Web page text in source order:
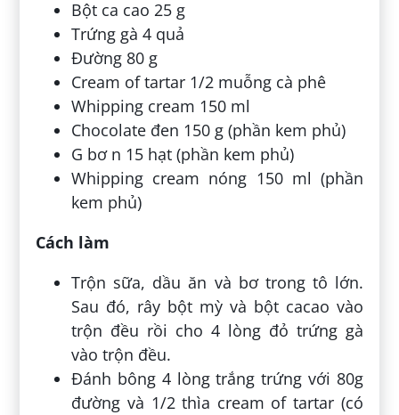
Bột ca cao 25 g
Trứng gà 4 quả
Đường 80 g
Cream of tartar 1/2 muỗng cà phê
Whipping cream 150 ml
Chocolate đen 150 g (phần kem phủ)
G bơ n 15 hạt (phần kem phủ)
Whipping cream nóng 150 ml (phần
kem phủ)
Cách làm
Trộn sữa, dầu ăn và bơ trong tô lớn.
Sau đó, rây bột mỳ và bột cacao vào
trộn đều rồi cho 4 lòng đỏ trứng gà
vào trộn đều.
Đánh bông 4 lòng trắng trứng với 80g
đường và 1/2 thìa cream of tartar (có